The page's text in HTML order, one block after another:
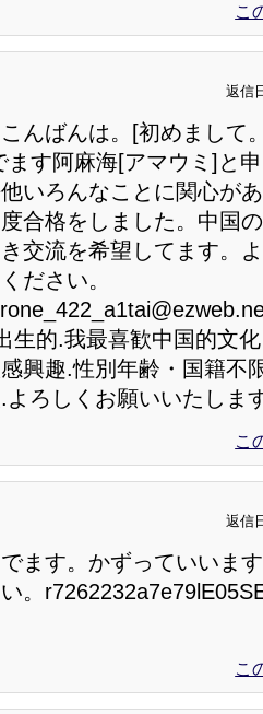
こ
返信
んばんは。[初めまして
ます阿麻海[アマウミ]と
いろんなことに関心が
合格をしました。中国
交流を希望してます。
ださい。
生的.我最喜歓中国的文
興趣.性別年齢・国籍不
よろしくお願いいたしま
こ
返信
ます。かずっていいま
。
こ